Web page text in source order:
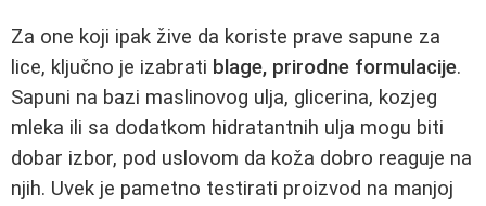
Za one koji ipak žive da koriste prave sapune za
lice, ključno je izabrati blage, prirodne formulacije.
Sapuni na bazi maslinovog ulja, glicerina, kozjeg
mleka ili sa dodatkom hidratantnih ulja mogu biti
dobar izbor, pod uslovom da koža dobro reaguje na
njih. Uvek je pametno testirati proizvod na manjoj